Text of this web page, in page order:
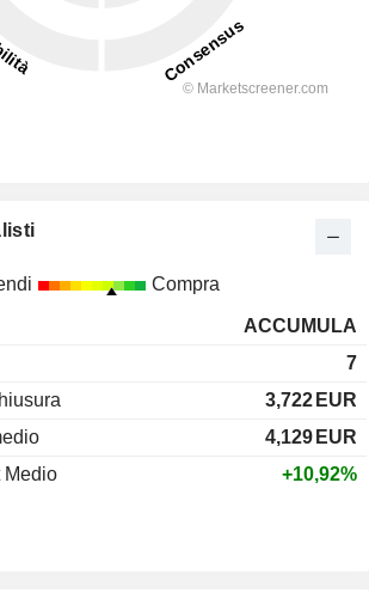
Compra
ACCUMULA
7
3,722 EUR
4,129 EUR
Medio
+10,92%